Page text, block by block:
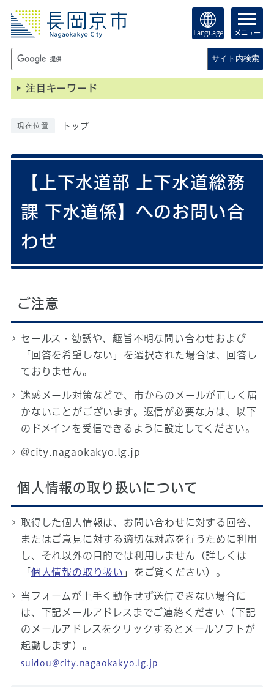
Language メニュー
サイト内検索
注目キーワード
現在位置 トップ
【上下水道部 上下水道総務
課 下水道係】へのお問い合
わせ
ご注意
セールス・勧誘や、趣旨不明な問い合わせおよび
「回答を希望しない」を選択された場合は、回答し
ておりません。
迷惑メール対策などで、市からのメールが正しく届
かないことがございます。返信が必要な方は、以下
のドメインを受信できるように設定してください。
@city.nagaokakyo.lg.jp
個人情報の取り扱いについて
取得した個人情報は、お問い合わせに対する回答、
またはご意見に対する適切な対応を行うために利用
し、それ以外の目的では利用しません（詳しくは
「 個人情報の取り扱い 」をご覧ください）。
当フォームが上手く動作せず送信できない場合に
は、下記メールアドレスまでご連絡ください（下記
のメールアドレスをクリックするとメールソフトが
起動します）。
suidou@city.nagaokakyo.lg.jp